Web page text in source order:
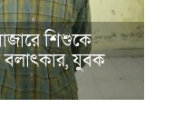
শিশুকে
যুবক